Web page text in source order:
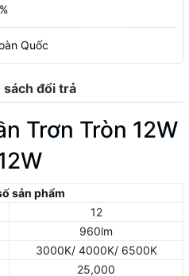
Quốc
sách đổi trả
Trơn Tròn 12W
sản phẩm
12
960lm
3000K/ 4000K/ 6500K
25,000